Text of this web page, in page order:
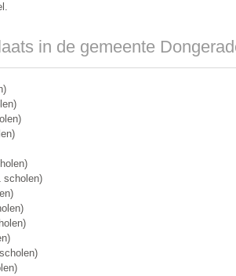
in de gemeente
scholen)